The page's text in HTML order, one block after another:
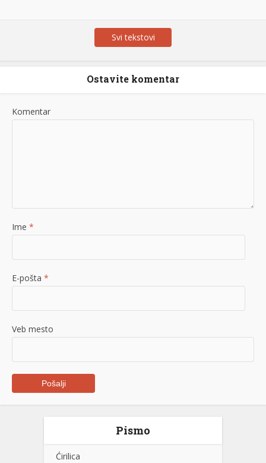
Svi tekstovi
Ostavite komentar
Komentar
Ime *
E-pošta *
Veb mesto
Pismo
Ćirilica